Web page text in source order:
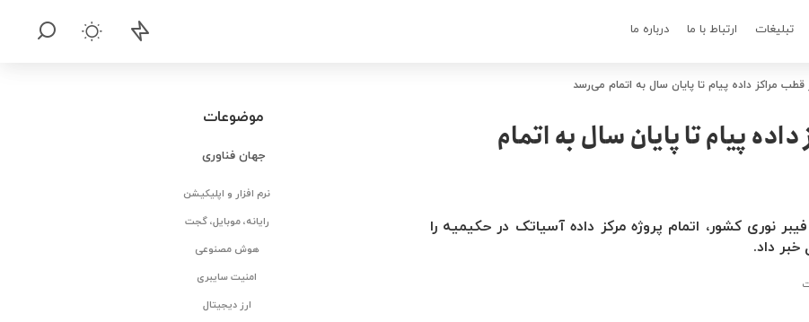
تبلیغات ارتباط با ما درباره ما
مراکز داده پیام تا پایان سال به اتمام می‌رسد
پیام تا پایان سال به اتمام
نوری کشور، اتمام پروژه مرکز داده آسیاتک در حکیمیه را
خبر داد.
موضوعات
جهان فناوری
نرم افزار و اپلیکیشن
رایانه، موبایل، گجت
هوش مصنوعی
امنیت سایبری
ارز دیجیتال